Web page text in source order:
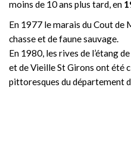
moins de 10 ans plus tard, en
En 1977 le marais du Cout de
chasse et de faune sauvage.
En 1980, les rives de l’étang
et de Vieille St Girons ont été
pittoresques du département